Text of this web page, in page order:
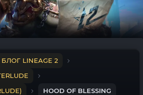
БЛОГ LINEAGE 2
HOOD OF BLESSING